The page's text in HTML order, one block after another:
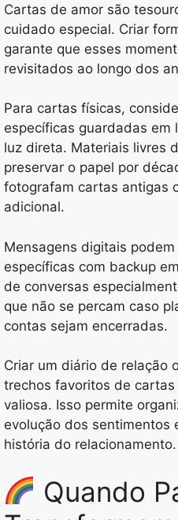
Cartas de amor são
cuidado especial. Criar
garante que esses
revisitados ao longo dos
Para cartas físicas,
específicas guardadas em
luz direta. Materiais livres
preservar o papel por
fotografam cartas antigas
adicional.
Mensagens digitais
específicas com backup
de conversas
que não se percam caso
contas sejam encerradas.
Criar um diário de relação
trechos favoritos de
valiosa. Isso permite
evolução dos sentimentos
história do relacionamento.
Quando